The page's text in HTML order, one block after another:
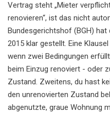
Vertrag steht „Mieter
renovieren“, ist das nicht
Bundesgerichtshof (BGH)
2015 klar gestellt. Eine
wenn zwei Bedingungen
beim Einzug renoviert - oder
Zustand. Zweitens, du hast
den unrenovierten Zustand
abgenutzte, graue Wohnung